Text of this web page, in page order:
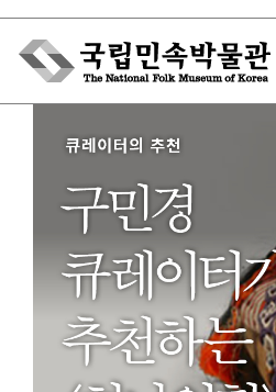
Skip
content
박물관에서는
민속이야기
민속 인사이드